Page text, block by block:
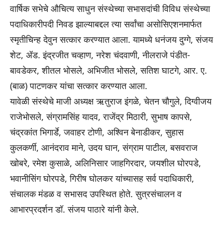
वार्षिक सभेचे औचित्य साधुन संस्थेच्या सभासदांची विविध संस्थेच्या
पदाधिकारीपदी निवड झाल्याबद्दल त्या सर्वांचा असोसिएशनमार्फत
स्मृतीचिन्ह देवुन सत्कार करण्यात आला. यामध्ये धनंजय दुग्गे, संजय
शेट, ॲड. इंद्रजीत चव्हाण, नरेश चंदवाणी, नीलराजे पंडीत-
बावडेकर, शीतल भोसले, अभिजीत भोसले, सतिश घाटगे, आर. ए.
(बाळ) पाटणकर यांचा सत्कार करण्यात आला.
यावेळी संस्थेचे माजी अध्यक्ष ऋतुराज इंगळे, चेतन चौगुले, दिग्वीजय
राजेभोसले, संग्रामसिंह यादव, राजेंद्र मिठारी, सुभाष कापसे,
चंद्रकांत भिगार्डे, जवाहर टोणी, अश्विन बेनाडीकर, सुहास
कुलकर्णी, आनंदराव माने, उदय घान, संग्राम पाटील, बसवराज
खोबरे, रमेश कुसाळे, अलिनिसार जाहगिरदार, जयशील घोरपडे,
भवानीसिंग घोरपडे, गिरीष घोलकर यांच्यासह सर्व पदाधिकारी,
संचालक मंडळ व सभासद उपस्थित होते. सुत्रसंचालन व
आभारप्रदर्शन डॉ. संजय पाठारे यांनी केले.